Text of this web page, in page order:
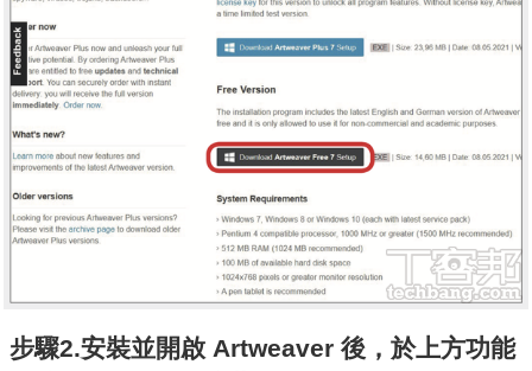
步驟2.安裝並開啟 Artweaver 後，於上方功能